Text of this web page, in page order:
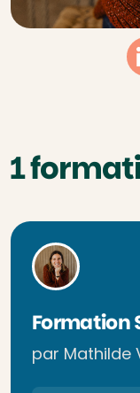
1
Formation
par Mathilde